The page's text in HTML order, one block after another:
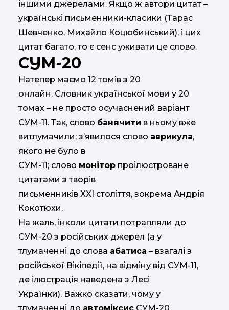
іншими джерелами. Якщо ж автори цитат –
українські письменники-класики (Тарас
Шевченко, Михайло Коцюбинський), і цих
цитат багато, то є сенс уживати це слово.
СУМ-20
Натепер маємо 12 томів з 20
онлайн. Словник української мови у 20
томах – не просто осучаснений варіант
СУМ-11. Так, слово банячити в ньому вже
витлумачили; з’явилося слово аврикула,
якого не було в
СУМ-11; слово монітор проілюстроване
цитатами з творів
письменників XXI століття, зокрема Андрія
Кокотюхи.
На жаль, інколи цитати потрапляли до
СУМ-20 з російських джерел (а у
тлумаченні до слова абатиса – взагалі з
російської Вікіпедії, на відміну від СУМ-11,
де ілюстрація наведена з Лесі
Українки). Важко сказати, чому у